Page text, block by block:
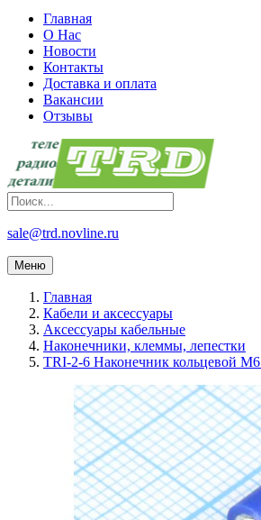
Главная
О Нас
Новости
Контакты
Доставка и оплата
Вакансии
Отзывы
sale@trd.novline.ru
Меню
Главная
Кабели и аксессуары
Аксессуары кабельные
Наконечники, клеммы, лепестки
TRI-2-6 Наконечник кольцевой